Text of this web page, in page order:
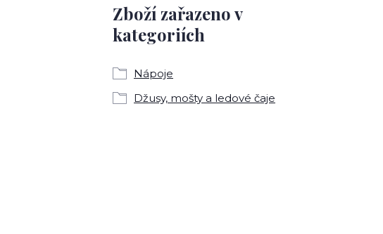
Zboží zařazeno v
kategoriích
Nápoje
Džusy, mošty a ledové čaje